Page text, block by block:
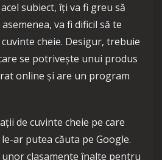
subiect, îți va fi greu să
va fi dificil să te
cheie. Desigur, trebuie
se potrivește unui produs
online și are un program
de cuvinte cheie pe care
ar putea căuta pe Google.
clasamente înalte pentru